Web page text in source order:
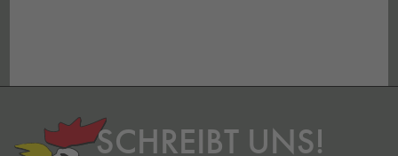
SCHREIBT UNS!